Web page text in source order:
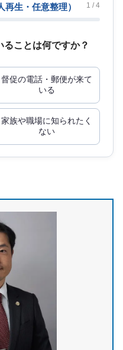
再生・任意整理） 1 / 4
ことは何ですか？
督促の電話・郵便が来て
いる
家族や職場に知られたく
ない